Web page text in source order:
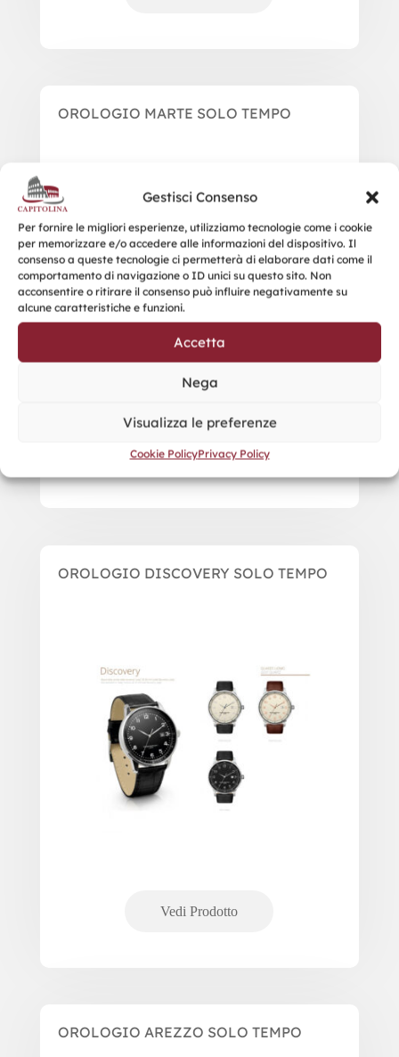
Gestisci Consenso
Per fornire le migliori esperienze, utilizziamo tecnologie come i cookie
per memorizzare e/o accedere alle informazioni del dispositivo. Il
consenso a queste tecnologie ci permetterà di elaborare dati come il
comportamento di navigazione o ID unici su questo sito. Non
acconsentire o ritirare il consenso può influire negativamente su
alcune caratteristiche e funzioni.
Accetta
Nega
Visualizza le preferenze
Cookie PolicyPrivacy Policy
OROLOGIO MARTE SOLO TEMPO
OROLOGIO DISCOVERY SOLO TEMPO
OROLOGIO AREZZO SOLO TEMPO